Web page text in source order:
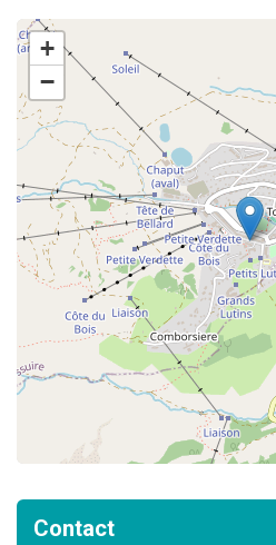
+
−
Contact